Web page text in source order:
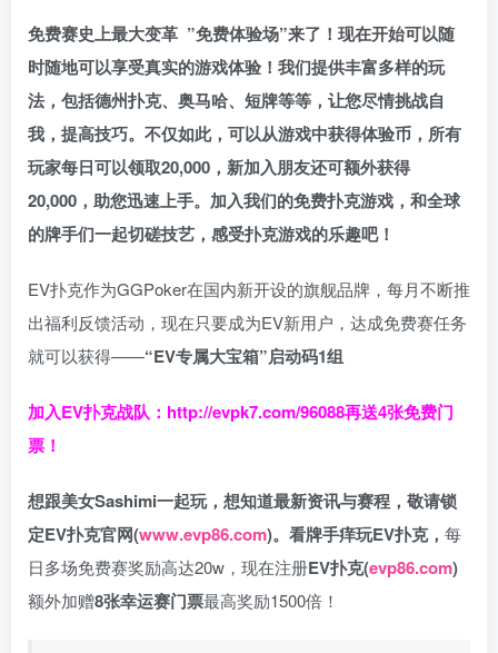
免费赛史上最大变革 ”免费体验场”来了！ 现在开始可以随
时随地可以享受真实的游戏体验！我们提供丰富多样的玩
法，包括德州扑克、奥马哈、短牌等等，让您尽情挑战自
我，提高技巧。不仅如此， 可以从游戏中获得体验币，所有
玩家每日可以领取20,000，新加入朋友还可额外获得
20,000，助您迅速上手。 加入我们的免费扑克游戏，和全球
的牌手们一起切磋技艺，感受扑克游戏的乐趣吧！
EV扑克作为GGPoker在国内新开设的旗舰品牌，每月不断推
出福利反馈活动，现在只要成为EV新用户，达成免费赛任务
就可以获得——“EV专属大宝箱”启动码1组
加入EV扑克战队： http://evpk7.com/96088再送4张免费门
票！
想跟美女Sashimi一起玩， 想知道最新资讯与赛程， 敬请锁
定EV扑克官网(www.evp86.com)。 看牌手痒玩EV扑克， 每
日多场免费赛奖励高达20w，现在注册EV扑克(evp86.com)
额外加赠8张幸运赛门票最高奖励1500倍！